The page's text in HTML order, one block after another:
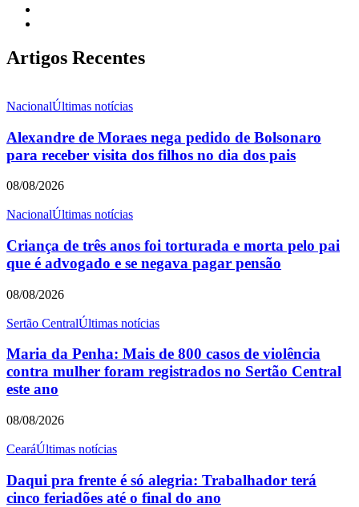
Artigos Recentes
NacionalÚltimas notícias
Alexandre de Moraes nega pedido de Bolsonaro
para receber visita dos filhos no dia dos pais
08/08/2026
NacionalÚltimas notícias
Criança de três anos foi torturada e morta pelo pai
que é advogado e se negava pagar pensão
08/08/2026
Sertão CentralÚltimas notícias
Maria da Penha: Mais de 800 casos de violência
contra mulher foram registrados no Sertão Central
este ano
08/08/2026
CearáÚltimas notícias
Daqui pra frente é só alegria: Trabalhador terá
cinco feriadões até o final do ano